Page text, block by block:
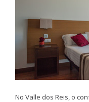
No Valle dos Reis, o